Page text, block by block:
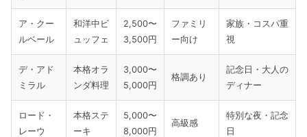
ア・クー
ルベール
和洋中ビ
ュッフェ
2,500〜
3,500円
ファミリ
ー向け
家族・コスパ重
視
デ・アド
ミラル
本格オラ
ンダ料理
3,000〜
5,000円
格調あり
記念日・大人の
ディナー
ロード・
レーウ
本格ステ
ーキ
5,000〜
8,000円
高級感
特別な夜・記念
日